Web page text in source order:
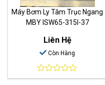
Máy Bơm Ly Tâm Trục Ngang
MBY ISW65-315I-37
Liên Hệ
Còn Hàng
0